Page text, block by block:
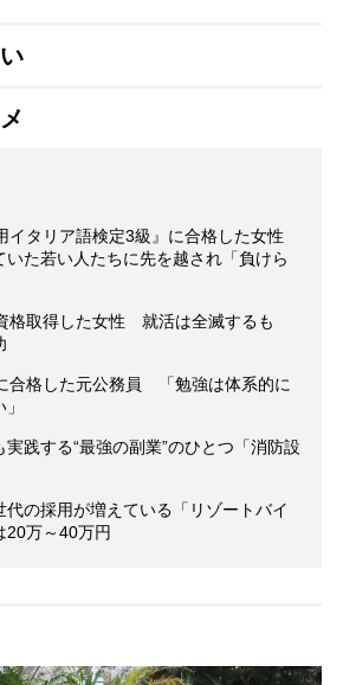
イタリア語検定3級』に合格した女性
いた若い人たちに先を越され「負けら
格取得した女性 就活は全滅するも
合格した元公務員 「勉強は体系的に
践する“最強の副業”のひとつ「消防設
代の採用が増えている「リゾートバイ
万～40万円